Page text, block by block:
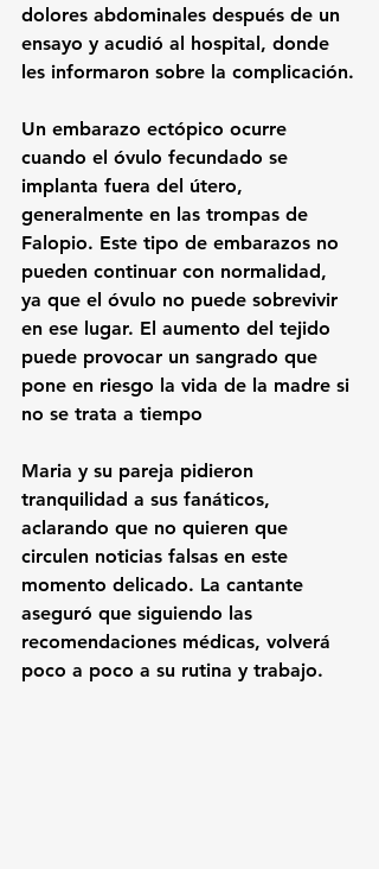
dolores abdominales después de un
ensayo y acudió al hospital, donde
les informaron sobre la complicación.
Un embarazo ectópico ocurre
cuando el óvulo fecundado se
implanta fuera del útero,
generalmente en las trompas de
Falopio. Este tipo de embarazos no
pueden continuar con normalidad,
ya que el óvulo no puede sobrevivir
en ese lugar. El aumento del tejido
puede provocar un sangrado que
pone en riesgo la vida de la madre si
no se trata a tiempo
Maria y su pareja pidieron
tranquilidad a sus fanáticos,
aclarando que no quieren que
circulen noticias falsas en este
momento delicado. La cantante
aseguró que siguiendo las
recomendaciones médicas, volverá
poco a poco a su rutina y trabajo.